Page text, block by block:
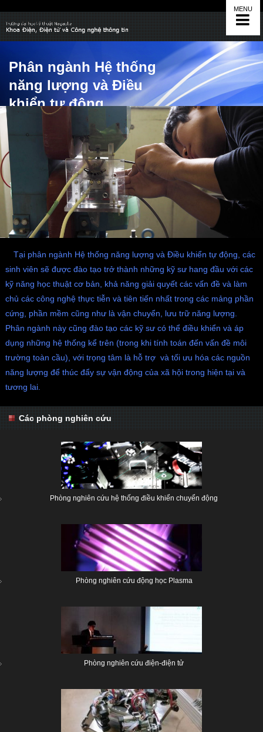
MENU
Phân ngành Hệ thống
năng lượng và Điều
khiển tự động
Tại phân ngành Hệ thống năng lượng và Điều khiển tự động, các
sinh viên sẽ được đào tạo trở thành những kỹ sư hang đầu với các
kỹ năng học thuật cơ bản, khả năng giải quyết các vấn đề và làm
chủ các công nghệ thực tiễn và tiên tiến nhất trong các mảng phần
cứng, phần mềm cũng như là vận chuyển, lưu trữ năng lượng.
Phân ngành này cũng đào tạo các kỹ sư có thể điều khiển và áp
dụng những hệ thống kể trên (trong khi tính toán đến vấn đề môi
trường toàn cầu), với trọng tâm là hỗ trợ và tối ưu hóa các nguồn
năng lượng để thúc đẩy sự vận động của xã hội trong hiện tại và
tương lai.
Các phòng nghiên cứu
Phòng nghiên cứu hệ thống điều khiển chuyển động
Phòng nghiên cứu động học Plasma
Phòng nghiên cứu điện-điện tử